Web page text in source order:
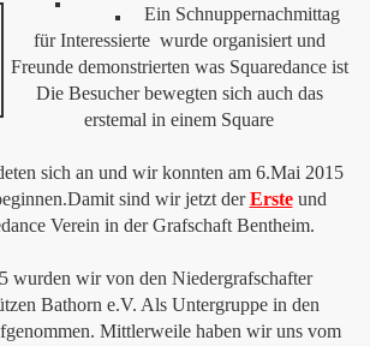
Ein Schnuppernachmittag
für Interessierte wurde organisiert und
Freunde demonstrierten was Squaredance ist
Die Besucher bewegten sich auch das
erstemal in einem Square
sich an und wir konnten am 6.Mai 2015
Damit sind wir jetzt derErsteund
Verein in der Grafschaft Bentheim.
wurden wir von den Niedergrafschafter
Bathorn e.V. Als Untergruppe in den
Mittlerweile haben wir uns vom